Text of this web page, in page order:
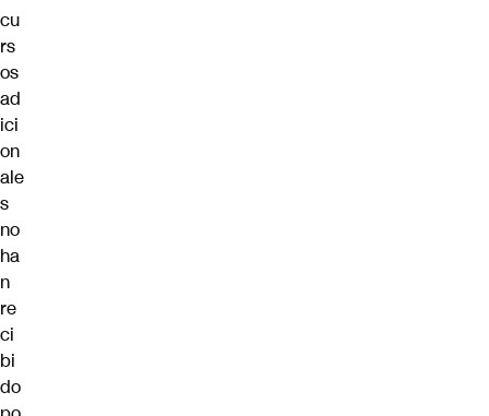
cu
rs
os
ad
ici
on
ale
s
no
ha
n
re
ci
bi
do